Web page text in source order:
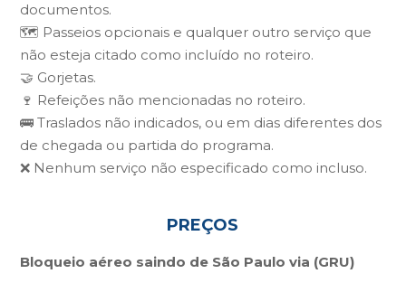
documentos.
🗺️ Passeios opcionais e qualquer outro serviço que
não esteja citado como incluído no roteiro.
🤝 Gorjetas.
🍷 Refeições não mencionadas no roteiro.
🚌 Traslados não indicados, ou em dias diferentes dos
de chegada ou partida do programa.
❌ Nenhum serviço não especificado como incluso.
PREÇOS
Bloqueio aéreo saindo de São Paulo via (GRU)